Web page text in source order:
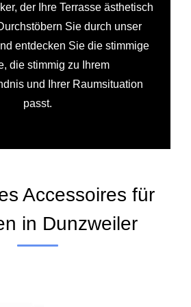
der Ihre Terrasse ästhetisch
Sie durch unser
entdecken Sie die stimmige
die stimmig zu Ihrem
und Ihrer Raumsituation
passt.
Accessoires für
in Dunzweiler